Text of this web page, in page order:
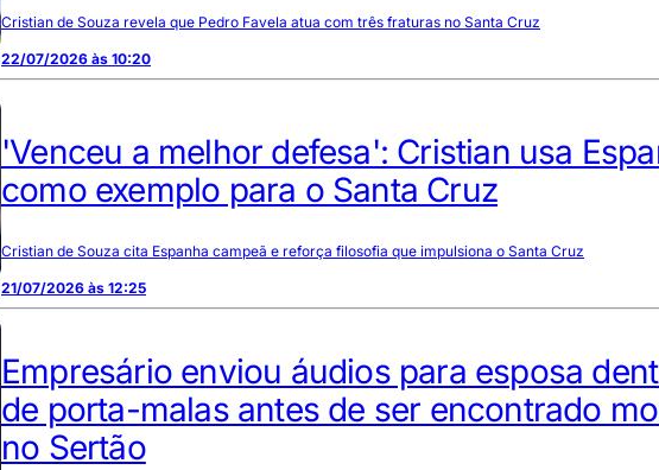
Cristian de Souza revela que Pedro Favela atua com três fraturas no Santa Cruz
22/07/2026 às 10:20
'Venceu a melhor defesa': Cristian usa
como exemplo para o Santa Cruz
Cristian de Souza cita Espanha campeã e reforça filosofia que impulsiona o Santa Cruz
21/07/2026 às 12:25
Empresário enviou áudios para esposa
de porta-malas antes de ser encontrado
no Sertão